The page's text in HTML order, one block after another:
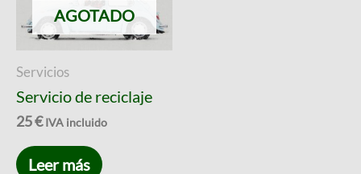
AGOTADO
Servicios
Servicio de reciclaje
25€ IVA incluido
Leer más